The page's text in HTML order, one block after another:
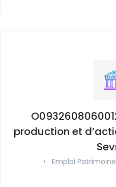
production et
• Emploi